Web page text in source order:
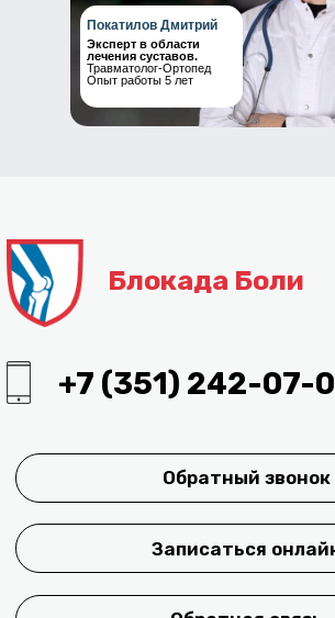
Покатилов Дмитрий
Эксперт в области
лечения суставов.
Травматолог-Ортопед
Опыт работы 5 лет
Записаться онлайн
Обратный звонок
Обратная связь
© Блокада Боли 2023
ООО "Центр БОЛИ НЕТ"